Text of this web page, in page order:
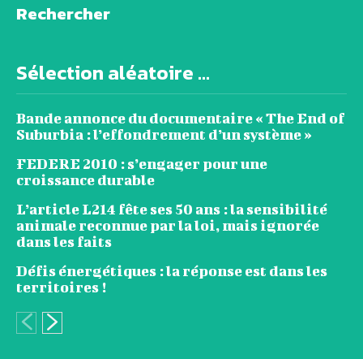
Rechercher
Sélection aléatoire ...
Bande annonce du documentaire « The End of
Suburbia : l’effondrement d’un système »
FEDERE 2010 : s’engager pour une
croissance durable
L’article L214 fête ses 50 ans : la sensibilité
animale reconnue par la loi, mais ignorée
dans les faits
Défis énergétiques : la réponse est dans les
territoires !